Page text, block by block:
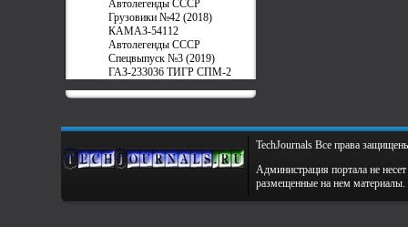
Автолегенды СССР
Грузовики №42 (2018)
КАМАЗ-54112
Автолегенды СССР
Спецвыпуск №3 (2019)
ГАЗ-233036 ТИГР СПМ-2
TechJournals Все права
Администрация портала не несет
размещенные на нем материалы.